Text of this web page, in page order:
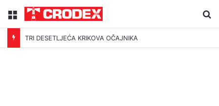
Menu
TRI DESETLJEĆA KRIKOVA OČAJNIKA